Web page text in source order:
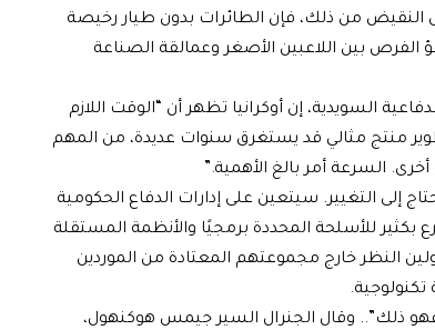
النقيض من ذلك، فإن الطائرات بدون طيار رخيصة
بين اللاعبين الأصغر وعمالقة الصناعة
السويدية، إن أوكرانيا تظهر أن “الوقت اللازم
منتج مثالي قد يستغرق سنوات عديدة، من المهم
السرعة أمر بالغ الأهمية.”
التغيير. سيتعين على إدارات الدفاع الحكومية
بكثير للأسلحة المحددة برمجيًا والأنظمة المستقلة
النظر خارج مجموعتهم المعتادة من الموردين
تكنولوجية.
فهو ذلك”.. وقال الجنرال السير جيمس هوكنهول،